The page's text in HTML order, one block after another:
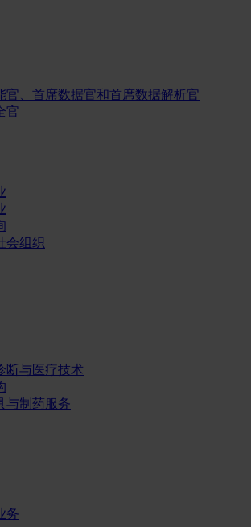
官、首席数据官和首席数据解析官
官
会组织
断与医疗技术
与制药服务
务